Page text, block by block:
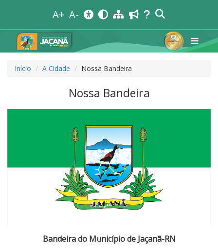
A+ A-
Início A Cidade Nossa Bandeira
Nossa Bandeira
Bandeira do Município de Jaçanã-RN